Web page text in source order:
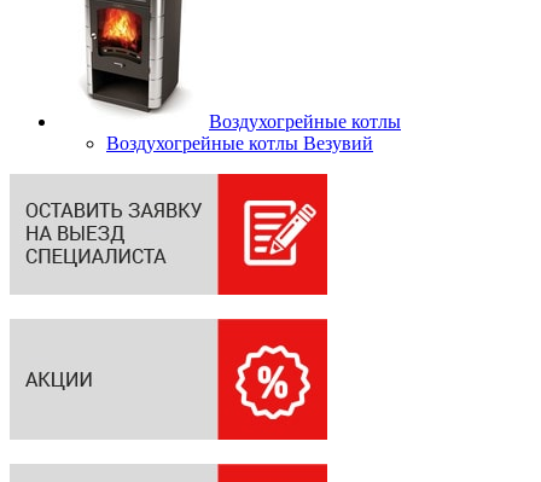
Воздухогрейные котлы
Воздухогрейные котлы Везувий